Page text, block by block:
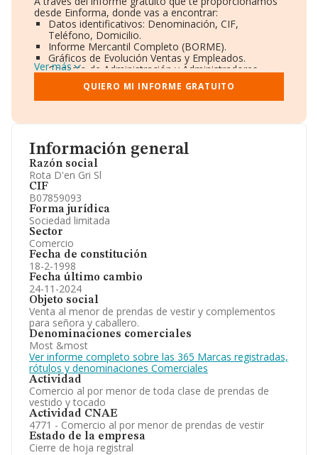
Información general
Razón social
Rota D'en Gri Sl
CIF
B07859093
Forma jurídica
Sociedad limitada
Sector
Comercio
Fecha de constitución
18-2-1998
Fecha último cambio
24-11-2024
Objeto social
Venta al menor de prendas de vestir y complementos
para señora y caballero.
Denominaciones comerciales
Most &most
Ver informe completo sobre las 365 Marcas registradas,
rótulos y denominaciones Comerciales
Actividad
Comercio al por menor de toda clase de prendas de
vestido y tocado
Actividad CNAE
4771 - Comercio al por menor de prendas de vestir
Estado de la empresa
Cierre de hoja registral
desde Einforma, donde vas a encontrar:
Datos identificativos: Denominación, CIF,
Teléfono, Domicilio.
Informe Mercantil Completo (BORME).
Gráficos de Evolución Ventas y Empleados.
Consejo de Administración y Administradores.
Directivos y Ejecutivos.
Accionistas.
Participaciones y Vinculaciones en otras empresas.
Información oficial y registral complementaria.
Ver más
QUIERO MI INFORME GRATUITO